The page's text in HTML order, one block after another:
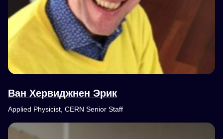
Ван Хервиджнен Эрик
Applied Physicist, CERN Senior Staff